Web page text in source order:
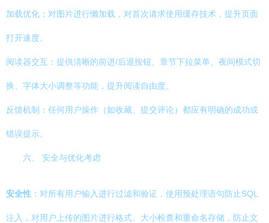
加载优化：对图片进行懒加载，对首次请求使用缓存技术，提升页面
打开速度。
阅读器交互：提供清晰的前进/后退按钮、章节下拉菜单、夜间模式切
换、字体大小调整等功能，提升阅读自由度。
反馈机制：任何用户操作（如收藏、提交评论）都应有明确的成功或
错误提示。
六、 安全与优化考虑
安全性 ：对所有用户输入进行过滤和验证，使用预处理语句防止SQL
注入，对用户上传的图片进行格式、大小检查和重命名存储，防止文